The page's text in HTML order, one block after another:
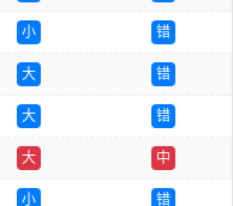
小 错
大 错
大 错
大 中
小 错